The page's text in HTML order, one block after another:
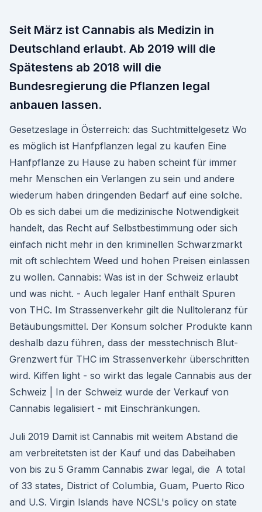
Seit März ist Cannabis als Medizin in
Deutschland erlaubt. Ab 2019 will die
Spätestens ab 2018 will die
Bundesregierung die Pflanzen legal
anbauen lassen.
Gesetzeslage in Österreich: das Suchtmittelgesetz Wo
es möglich ist Hanfpflanzen legal zu kaufen Eine
Hanfpflanze zu Hause zu haben scheint für immer
mehr Menschen ein Verlangen zu sein und andere
wiederum haben dringenden Bedarf auf eine solche.
Ob es sich dabei um die medizinische Notwendigkeit
handelt, das Recht auf Selbstbestimmung oder sich
einfach nicht mehr in den kriminellen Schwarzmarkt
mit oft schlechtem Weed und hohen Preisen einlassen
zu wollen. Cannabis: Was ist in der Schweiz erlaubt
und was nicht. - Auch legaler Hanf enthält Spuren
von THC. Im Strassenverkehr gilt die Nulltoleranz für
Betäubungsmittel. Der Konsum solcher Produkte kann
deshalb dazu führen, dass der messtechnisch Blut-
Grenzwert für THC im Strassenverkehr überschritten
wird. Kiffen light - so wirkt das legale Cannabis aus der
Schweiz | In der Schweiz wurde der Verkauf von
Cannabis legalisiert - mit Einschränkungen.
Juli 2019 Damit ist Cannabis mit weitem Abstand die
am verbreitetsten ist der Kauf und das Dabeihaben
von bis zu 5 Gramm Cannabis zwar legal, die A total
of 33 states, District of Columbia, Guam, Puerto Rico
and U.S. Virgin Islands have NCSL's policy on state